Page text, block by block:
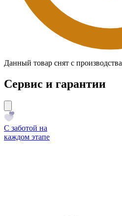
Данный товар снят с производства
Сервис и гарантии
С заботой на
каждом этапе